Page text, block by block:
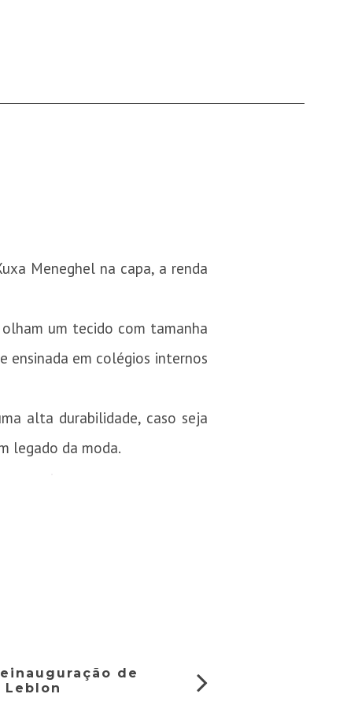
Meneghel na capa, a renda
um tecido com tamanha
ensinada em colégios internos
alta durabilidade, caso seja
legado da moda.
de
Leblon